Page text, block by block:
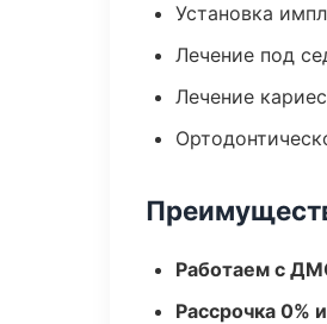
Установка
Лечение под
Лечение
Работаем с
Рассрочка 0%